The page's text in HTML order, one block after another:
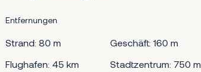
Entfernungen
Strand: 80 m
Geschäft: 160 m
Flughafen: 45 km
Stadtzentrum: 750 m